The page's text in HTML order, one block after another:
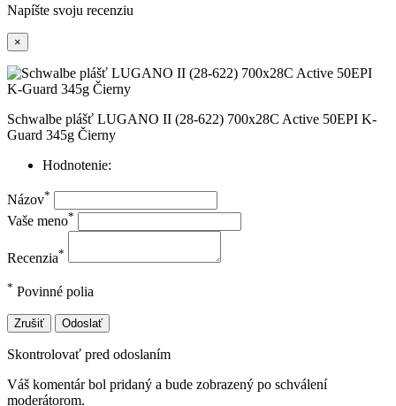
Napíšte svoju recenziu
×
Schwalbe plášť LUGANO II (28-622) 700x28C Active 50EPI K-
Guard 345g Čierny
Hodnotenie:
Názov*
Vaše meno*
Recenzia*
* Povinné polia
Zrušiť Odoslať
Skontrolovať pred odoslaním
Váš komentár bol pridaný a bude zobrazený po schválení
moderátorom.